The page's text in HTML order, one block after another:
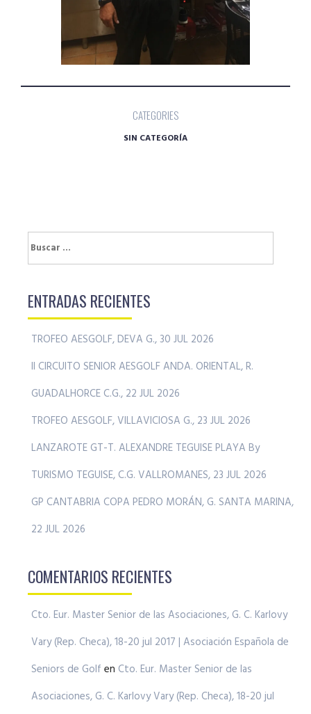
CATEGORIES
SIN CATEGORÍA
Buscar:
ENTRADAS RECIENTES
TROFEO AESGOLF, DEVA G., 30 JUL 2026
II CIRCUITO SENIOR AESGOLF ANDA. ORIENTAL, R.
GUADALHORCE C.G., 22 JUL 2026
TROFEO AESGOLF, VILLAVICIOSA G., 23 JUL 2026
LANZAROTE GT-T. ALEXANDRE TEGUISE PLAYA By
TURISMO TEGUISE, C.G. VALLROMANES, 23 JUL 2026
GP CANTABRIA COPA PEDRO MORÁN, G. SANTA MARINA,
22 JUL 2026
COMENTARIOS RECIENTES
Cto. Eur. Master Senior de las Asociaciones, G. C. Karlovy
Vary (Rep. Checa), 18-20 jul 2017 | Asociación Española de
Seniors de Golf en Cto. Eur. Master Senior de las
Asociaciones, G. C. Karlovy Vary (Rep. Checa), 18-20 jul